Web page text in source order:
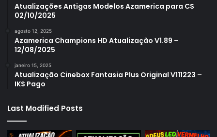
Atualizações Antigas Modelos Azamerica para CS
02/10/2025
agosto 12, 2025
Azamerica Champions HD Atualização V1.89 –
12/08/2025
janeiro 15, 2025
Atualização Cinebox Fantasia Plus Original V111223 –
IKS Pago
Last Modified Posts